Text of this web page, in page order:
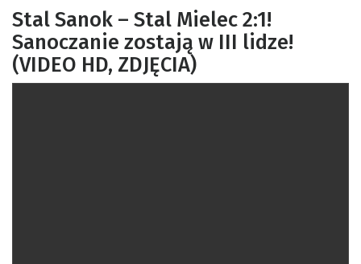
Stal Sanok – Stal Mielec 2:1!
Sanoczanie zostają w III lidze!
(VIDEO HD, ZDJĘCIA)